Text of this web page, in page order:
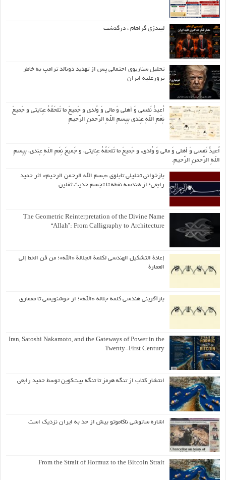
لیندزی گراهام ، درگذشت
تحلیل سناریوی احتمالی پس از تهدید دونالد ترامپ به خاطر
ترورعلیه ایران
اُعیذُ نَفسی وَ أهلی وَ مالی وَ وُلدی و جَمیعَ ما تَلحَقُهُ عِنایتی و جَمیعَ
نِعَمِ اللّهِ عِندی بِبِسمِ اللّهِ الرَّحمنِ الرَّحیمِ
اُعیذُ نَفسی وَ أهلی وَ مالی وَ وُلدی، و جَمیعَ ما تَلحَقُهُ عِنایتی، و جَمیعَ نِعَمِ اللّهِ عِندی، بِبِسمِ
اللّهِ الرَّحمنِ الرَّحیمِ.
بازخوانی تحلیلی تابلوی «بسم الله الرحمن الرحیم» اثر حمید
رابعی؛ از هندسه نقطه تا تجسم حدیث ثقلین
The Geometric Reinterpretation of the Divine Name
“Allah”: From Calligraphy to Architecture
إعادة التشكيل الهندسي لكلمة الجلالة «الله»؛ من فن الخط إلى
العمارة
بازآفرینی هندسی کلمه جلاله «الله»؛ از خوشنویسی تا معماری
Iran, Satoshi Nakamoto, and the Gateways of Power in the
Twenty-First Century
انتشار کتاب از تنگه هرمز تا تنگه بیت‌کوین توسط حمید رابعی
اشاره ساتوشی ناکاموتو بیش از حد به ایران نزدیک است
From the Strait of Hormuz to the Bitcoin Strait